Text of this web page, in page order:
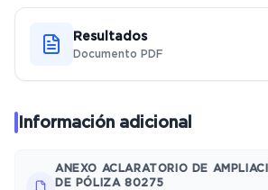
Resultados
Documento PDF
Información adicional
ANEXO ACLARATORIO DE
DE PÓLIZA 80275